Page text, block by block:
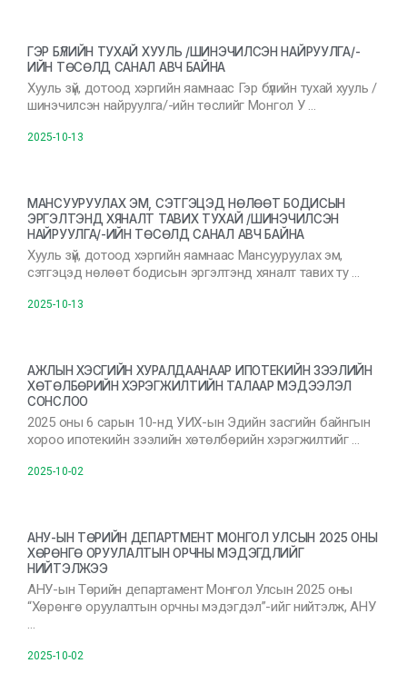
ГЭР БҮЛИЙН ТУХАЙ ХУУЛЬ /ШИНЭЧИЛСЭН НАЙРУУЛГА/-
ИЙН ТӨСӨЛД САНАЛ АВЧ БАЙНА
Хууль зүй, дотоод хэргийн яамнаас Гэр бүлийн тухай хууль /
шинэчилсэн найруулга/-ийн төслийг Монгол У …
2025-10-13
МАНСУУРУУЛАХ ЭМ, СЭТГЭЦЭД НӨЛӨӨТ БОДИСЫН
ЭРГЭЛТЭНД ХЯНАЛТ ТАВИХ ТУХАЙ /ШИНЭЧИЛСЭН
НАЙРУУЛГА/-ИЙН ТӨСӨЛД САНАЛ АВЧ БАЙНА
Хууль зүй, дотоод хэргийн яамнаас Мансууруулах эм,
сэтгэцэд нөлөөт бодисын эргэлтэнд хяналт тавих ту …
2025-10-13
АЖЛЫН ХЭСГИЙН ХУРАЛДААНААР ИПОТЕКИЙН ЗЭЭЛИЙН
ХӨТӨЛБӨРИЙН ХЭРЭГЖИЛТИЙН ТАЛААР МЭДЭЭЛЭЛ
СОНСЛОО
2025 оны 6 сарын 10-нд УИХ-ын Эдийн засгийн байнгын
хороо ипотекийн зээлийн хөтөлбөрийн хэрэгжилтийг …
2025-10-02
АНУ-ЫН ТӨРИЙН ДЕПАРТМЕНТ МОНГОЛ УЛСЫН 2025 ОНЫ
ХӨРӨНГӨ ОРУУЛАЛТЫН ОРЧНЫ МЭДЭГДЛИЙГ
НИЙТЭЛЖЭЭ
АНУ-ын Төрийн департамент Монгол Улсын 2025 оны
“Хөрөнгө оруулалтын орчны мэдэгдэл”-ийг нийтэлж, АНУ
…
2025-10-02